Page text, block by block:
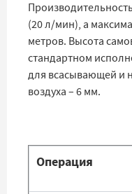
(20 л/мин), а
метров. Высота
стандартном
для всасывающей и
воздуха – 6 мм.
Операция